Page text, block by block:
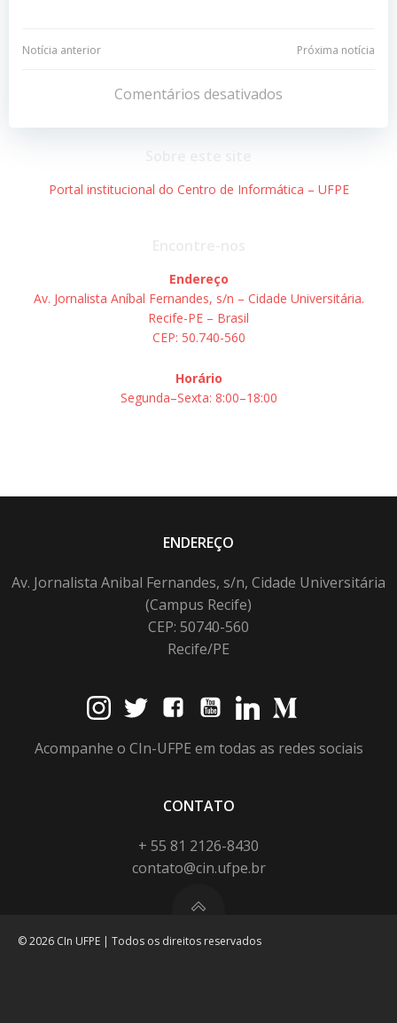
Navegação
Post
Notícia anterior
Navegação
de
Post
Próxima notícia
Comentários desativados
Portal institucional do Centro de Informática – UFPE
Endereço
Av. Jornalista Aníbal Fernandes, s/n – Cidade Universitária.
Recife-PE – Brasil
CEP: 50.740-560
Horário
Segunda–Sexta: 8:00–18:00
ENDEREÇO
Av. Jornalista Anibal Fernandes, s/n, Cidade Universitária
(Campus Recife)
CEP: 50740-560
Recife/PE
Acompanhe o CIn-UFPE em todas as redes sociais
CONTATO
+ 55 81 2126-8430
contato@cin.ufpe.br
© 2026 CIn UFPE | Todos os direitos reservados